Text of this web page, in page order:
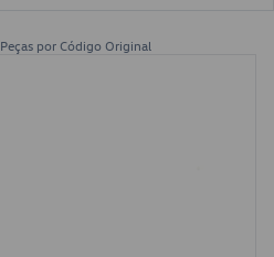
Peças por Código Original